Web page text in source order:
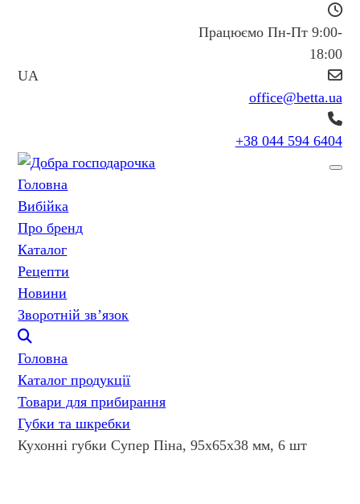
UA
Працюємо Пн-Пт 9:00-
18:00
office@betta.ua
+38 044 594 6404
Головна
Вибійка
Про бренд
Каталог
Рецепти
Новини
Зворотній зв’язок
Головна
Каталог продукції
Товари для прибирання
Губки та шкребки
Кухонні губки Супер Піна, 95х65х38 мм, 6 шт